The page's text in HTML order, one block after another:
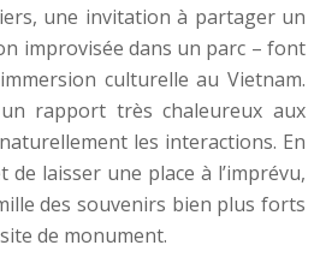
une invitation à partager un
improvisée dans un parc – font
culturelle au Vietnam.
rapport très chaleureux aux
les interactions. En
laisser une place à l’imprévu,
des souvenirs bien plus forts
de monument.